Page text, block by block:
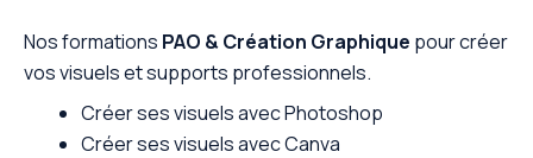
Nos formations PAO & Création Graphique pour créer
vos visuels et supports professionnels.
Créer ses visuels avec Photoshop
Créer ses visuels avec Canva